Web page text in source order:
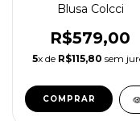
Blusa Colcci
R$579,00
5x de R$115,80 sem
COMPRAR